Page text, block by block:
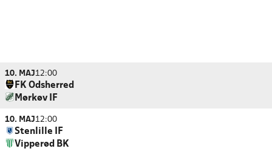
10. MAJ12:00
FK Odsherred
Mørkøv IF
10. MAJ12:00
Stenlille IF
Vipperød BK